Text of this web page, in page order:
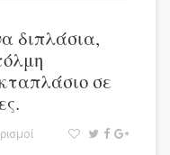
διπλάσια,
σε